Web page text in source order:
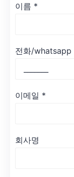
이름 *
전화/whatsapp
이메일 *
회사명